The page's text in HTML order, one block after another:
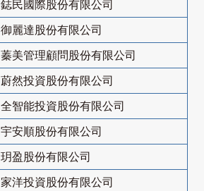
鋕民國際股份有限公司
御麗達股份有限公司
蓁美管理顧問股份有限公司
蔚然投資股份有限公司
全智能投資股份有限公司
宇安順股份有限公司
玥盈股份有限公司
家洋投資股份有限公司